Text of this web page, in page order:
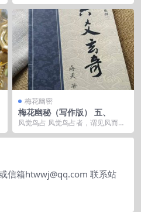
河图天地全数第一 天数五，地数
五...
梅花幽密
梅花幽秘（写作版） 五、
风觉鸟占 风觉鸟占者，谓见风而
觉，见鸟而占也。然非风鸟二占，
而谓风觉鸟占也。凡卦...
信箱htwwj@qq.com 联系站